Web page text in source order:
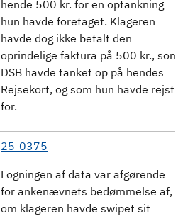
hende 500 kr. for en optankning
hun havde foretaget. Klageren
havde dog ikke betalt den
oprindelige faktura på 500 kr., som
DSB havde tanket op på hendes
Rejsekort, og som hun havde rejst
for.
25-0375
Logningen af data var afgørende
for ankenævnets bedømmelse af,
om klageren havde swipet sit